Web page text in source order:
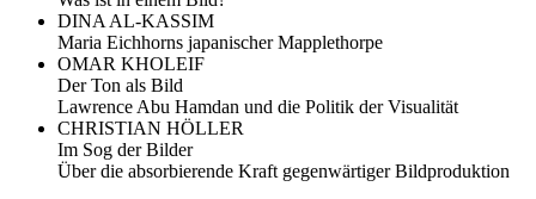
DINA AL-KASSIM
Maria Eichhorns japanischer Mapplethorpe
OMAR KHOLEIF
Der Ton als Bild
Lawrence Abu Hamdan und die Politik der Visualität
CHRISTIAN HÖLLER
Im Sog der Bilder
Über die absorbierende Kraft gegenwärtiger Bildproduktion